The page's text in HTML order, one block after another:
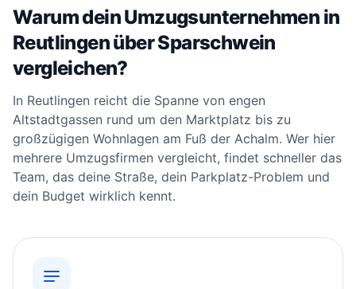
Warum dein Umzugsunternehmen in
Reutlingen über Sparschwein
vergleichen?
In Reutlingen reicht die Spanne von engen
Altstadtgassen rund um den Marktplatz bis zu
großzügigen Wohnlagen am Fuß der Achalm. Wer hier
mehrere Umzugsfirmen vergleicht, findet schneller das
Team, das deine Straße, dein Parkplatz-Problem und
dein Budget wirklich kennt.